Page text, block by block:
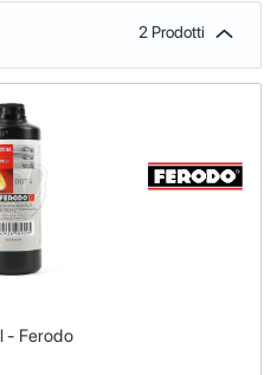
2 Prodotti
- Ferodo